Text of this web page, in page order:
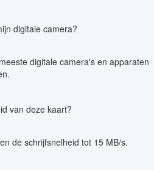
digitale camera?
digitale camera's en apparaten
van deze kaart?
de schrijfsnelheid tot 15 MB/s.